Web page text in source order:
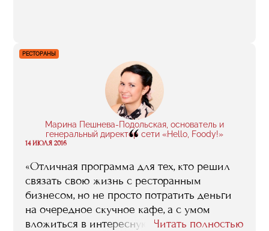
серьезный юридический бэкграунд не
мешал почувствовать эту легкость: я с
удовольствием ходила на занятия, стараясь
не пропускать их, решала кейсы, и даже
участвовала в волонтерских программах.
Вообще, мне не хотелось заканчивать
обучение, не хотелось уходить. Бесценно,
людей, с которыми мы активно общаемся и
дружим».
РЕСТОРАНЫ
Марина Пешнева-Подольская, основатель и
генеральный директор сети «Hello, Foody!»
“
14 ИЮЛЯ 2016
«Отличная программа для тех, кто решил
связать свою жизнь с ресторанным
бизнесом, но не просто потратить деньги
на очередное скучное кафе, а с умом
вложиться в интересную историю, которая
Читать полностью